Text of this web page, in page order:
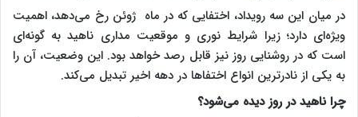
در میان این سه رویداد، اختفایی که در ماه ژوئن رخ می‌دهد، اهمیت
ویژه‌ای دارد؛ زیرا شرایط نوری و موقعیت مداری ناهید به گونه‌ای
است که در روشنایی روز نیز قابل رصد خواهد بود. این وضعیت، آن را
به یکی از نادرترین انواع اختفا‌ها در دهه اخیر تبدیل می‌کند.
چرا ناهید در روز دیده می‌شود؟